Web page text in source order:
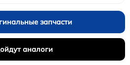
запчасти
аналоги